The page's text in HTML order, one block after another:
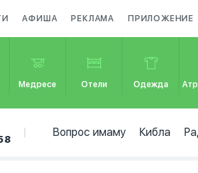
АФИША РЕКЛАМА ПРИЛОЖЕНИЕ
Медресе Отели Одежда
Вопрос имаму Кибла